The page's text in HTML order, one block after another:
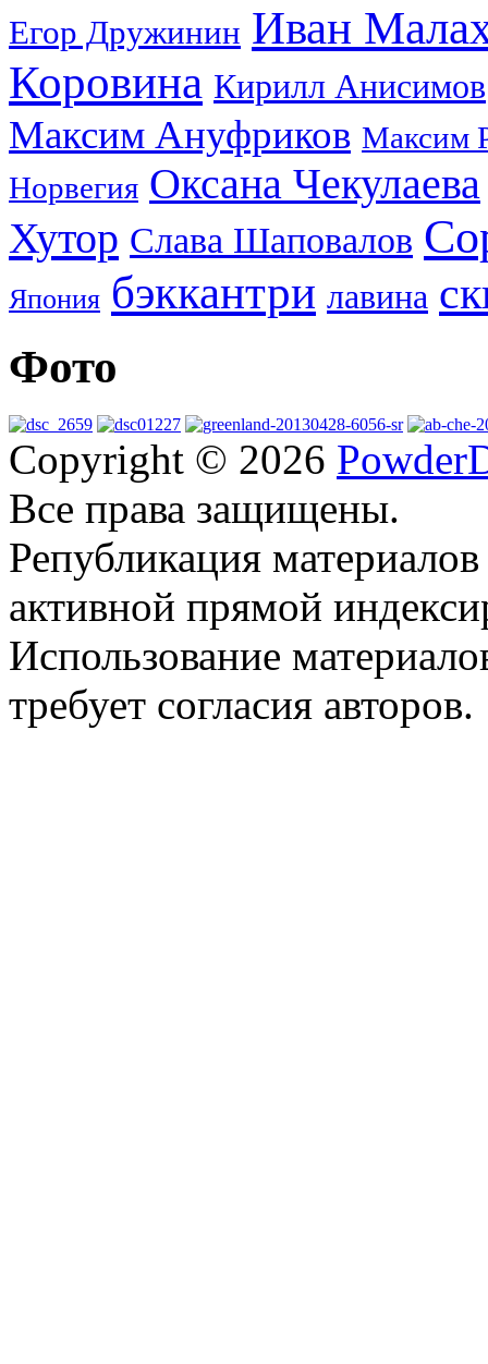
Егор Дружинин Иван
Коровина Кирилл Анисимов
Максим Ануфриков Максим
Норвегия Оксана Чекулаева
Хутор Слава Шаповалов
Япония бэккантри лавина
Фото
Copyright © 2026
Все права защищены.
Републикация
активной прямой
Использование
требует согласия авторов.